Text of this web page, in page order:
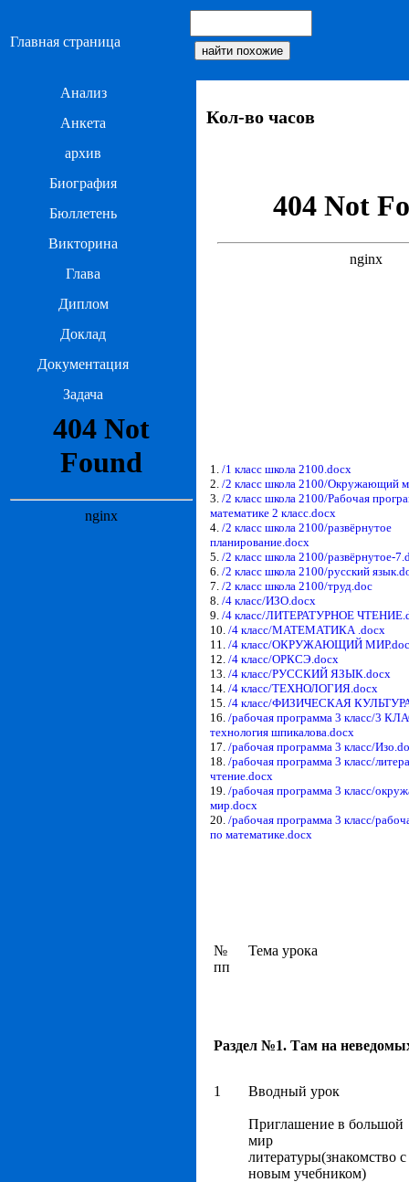
Главная страница
Анализ
Анкета
архив
Биография
Бюллетень
Викторина
Глава
Диплом
Доклад
Документация
Задача
Кол-во часов
1. /1 класс школа 2100.docx
2. /2 класс школа 2100/Окружающий
3. /2 класс школа 2100/Рабочая
математике 2 класс.docx
4. /2 класс школа 2100/развёрнутое
планирование.docx
5. /2 класс школа 2100/развёрнутое-
6. /2 класс школа 2100/русский
7. /2 класс школа 2100/труд.doc
8. /4 класс/ИЗО.docx
9. /4 класс/ЛИТЕРАТУРНОЕ
10. /4 класс/МАТЕМАТИКА .docx
11. /4 класс/ОКРУЖАЮЩИЙ
12. /4 класс/ОРКСЭ.docx
13. /4 класс/РУССКИЙ ЯЗЫК.docx
14. /4 класс/ТЕХНОЛОГИЯ.docx
15. /4 класс/ФИЗИЧЕСКАЯ
16. /рабочая программа 3 класс/3
технология шпикалова.docx
17. /рабочая программа 3 класс/
18. /рабочая программа 3 класс/
чтение.docx
19. /рабочая программа 3 класс/
мир.docx
20. /рабочая программа 3 класс/
по математике.docx
№
пп
Тема урока
Раздел №1. Там на
1 Вводный урок
Приглашение в большой
мир
литературы(знакомство с
новым учебником)